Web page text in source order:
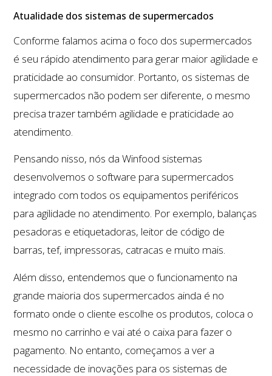
Atualidade dos sistemas de supermercados
Conforme falamos acima o foco dos supermercados
é seu rápido atendimento para gerar maior agilidade e
praticidade ao consumidor. Portanto, os sistemas de
supermercados não podem ser diferente, o mesmo
precisa trazer também agilidade e praticidade ao
atendimento.
Pensando nisso, nós da Winfood sistemas
desenvolvemos o software para supermercados
integrado com todos os equipamentos periféricos
para agilidade no atendimento. Por exemplo, balanças
pesadoras e etiquetadoras, leitor de código de
barras, tef, impressoras, catracas e muito mais.
Além disso, entendemos que o funcionamento na
grande maioria dos supermercados ainda é no
formato onde o cliente escolhe os produtos, coloca o
mesmo no carrinho e vai até o caixa para fazer o
pagamento. No entanto, começamos a ver a
necessidade de inovações para os sistemas de